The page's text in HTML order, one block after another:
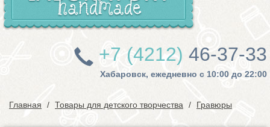
+7 (4212) 46-37-33
Хабаровск, ежедневно с 10:00 до 22:00
Главная Товары для детского творчества Гравюры